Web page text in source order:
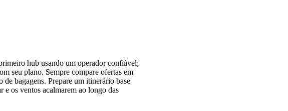
hub usando um operador confiável;
seu plano. Sempre compare ofertas em
bagagens. Prepare um itinerário base
e os ventos acalmarem ao longo das